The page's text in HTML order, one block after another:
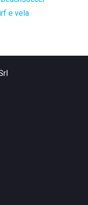
e vela